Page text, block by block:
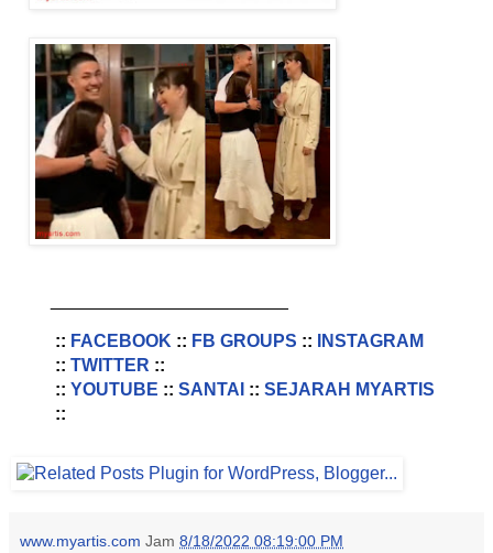
:: FACEBOOK :: FB GROUPS ::
INSTAGRAM
:: TWITTER ::
:: YOUTUBE :: SANTAI :: SEJARAH MYARTIS
::
www.myartis.com Jam 8/18/2022 08:19:00 PM